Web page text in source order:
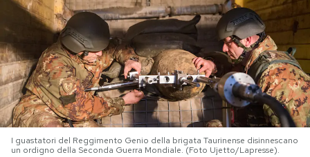
PODCAST
NEWSLETTER
I MIEI PREFERITI
I guastatori del Reggimento Genio della brigata Taurinense disinnescano
un ordigno della Seconda Guerra Mondiale. (Foto Ujetto/Lapresse).